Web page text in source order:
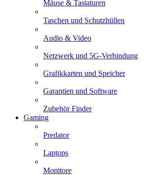
Mäuse & Tastaturen
Taschen und Schutzhüllen
Audio & Video
Netzwerk und 5G-Verbindung
Grafikkarten und Speicher
Garantien und Software
Zubehör Finder
Gaming
Predator
Laptops
Monitore